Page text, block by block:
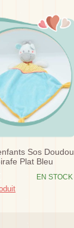
Sos Doudou
Plat Bleu
Blanc
EN STOCK